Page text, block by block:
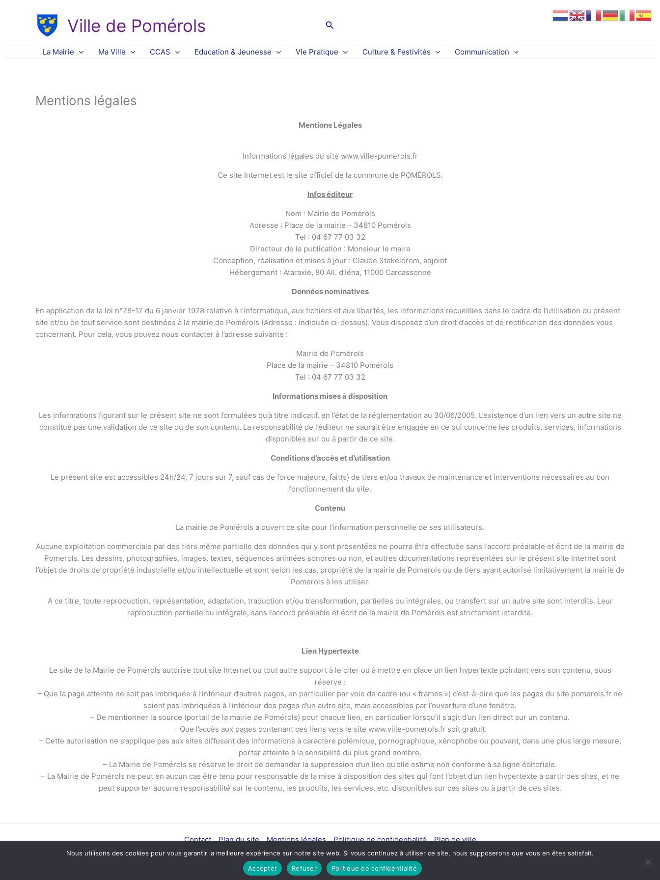
Ville de Pomérols Rechercher
La Mairie Ma Ville CCAS Education & Jeunesse Vie Pratique Culture & Festivités Communication
Mentions légales
Mentions Légales
Informations légales du site www.ville-pomerols.fr
Ce site Internet est le site officiel de la commune de POMÉROLS.
Infos éditeur
Nom : Mairie de Pomérols
Adresse : Place de la mairie – 34810 Pomérols
Tel : 04 67 77 03 32
Directeur de la publication : Monsieur le maire
Conception, réalisation et mises à jour : Claude Stekelorom, adjoint
Hébergement : Ataraxie, 80 All. d’Iéna, 11000 Carcassonne
Données nominatives
En application de la loi n°78-17 du 6 janvier 1978 relative à l’informatique, aux fichiers et aux libertés, les informations recueillies dans le cadre de l’utilisation du présent
site et/ou de tout service sont destinées à la mairie de Pomérols (Adresse : indiquée ci-dessus). Vous disposez d’un droit d’accès et de rectification des données vous
concernant. Pour cela, vous pouvez nous contacter à l’adresse suivante :
Mairie de Pomérols
Place de la mairie – 34810 Pomérols
Tel : 04 67 77 03 32
Informations mises à disposition
Les informations figurant sur le présent site ne sont formulées qu’à titre indicatif, en l’état de la réglementation au 30/06/2005. L’existence d’un lien vers un autre site ne
constitue pas une validation de ce site ou de son contenu. La responsabilité de l’éditeur ne saurait être engagée en ce qui concerne les produits, services, informations
disponibles sur ou à partir de ce site.
Conditions d’accès et d’utilisation
Le présent site est accessibles 24h/24, 7 jours sur 7, sauf cas de force majeure, fait(s) de tiers et/ou travaux de maintenance et interventions nécessaires au bon
fonctionnement du site.
Contenu
La mairie de Pomérols a ouvert ce site pour l’information personnelle de ses utilisateurs.
Aucune exploitation commerciale par des tiers même partielle des données qui y sont présentées ne pourra être effectuée sans l’accord préalable et écrit de la mairie de
Pomerols. Les dessins, photographies, images, textes, séquences animées sonores ou non, et autres documentations représentées sur le présent site Internet sont
l’objet de droits de propriété industrielle et/ou intellectuelle et sont selon les cas, propriété de la mairie de Pomerols ou de tiers ayant autorisé limitativement la mairie de
Pomerols à les utiliser.
A ce titre, toute reproduction, représentation, adaptation, traduction et/ou transformation, partielles ou intégrales, ou transfert sur un autre site sont interdits. Leur
reproduction partielle ou intégrale, sans l’accord préalable et écrit de la mairie de Pomérols est strictement interdite.
Lien Hypertexte
Le site de la Mairie de Pomérols autorise tout site Internet ou tout autre support à le citer ou à mettre en place un lien hypertexte pointant vers son contenu, sous
réserve :
– Que la page atteinte ne soit pas imbriquée à l’intérieur d’autres pages, en particulier par voie de cadre (ou « frames ») c’est-à-dire que les pages du site pomerols.fr ne
soient pas imbriquées à l’intérieur des pages d’un autre site, mais accessibles par l’ouverture d’une fenêtre.
– De mentionner la source (portail de la mairie de Pomérols) pour chaque lien, en particulier lorsqu’il s’agit d’un lien direct sur un contenu.
– Que l’accès aux pages contenant ces liens vers le site www.ville-pomerols.fr soit gratuit.
– Cette autorisation ne s’applique pas aux sites diffusant des informations à caractère polémique, pornographique, xénophobe ou pouvant, dans une plus large mesure,
porter atteinte à la sensibilité du plus grand nombre.
– La Mairie de Pomérols se réserve le droit de demander la suppression d’un lien qu’elle estime non conforme à sa ligne éditoriale.
– La Mairie de Pomérols ne peut en aucun cas être tenu pour responsable de la mise à disposition des sites qui font l’objet d’un lien hypertexte à partir des sites, et ne
peut supporter aucune responsabilité sur le contenu, les produits, les services, etc. disponibles sur ces sites ou à partir de ces sites.
Contact Plan du site Mentions légales Politique de confidentialité Plan de ville
Nous utilisons des cookies pour vous garantir la meilleure expérience sur notre site web. Si vous continuez à utiliser ce site, nous supposerons que vous en êtes satisfait.
Accepter
Refuser Politique de confidentialité